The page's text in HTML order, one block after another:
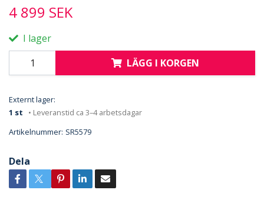
4 899 SEK
I lager
LÄGG I KORGEN
Externt lager:
1 st
• Leveranstid ca 3–4 arbetsdagar
Artikelnummer: SR5579
Dela